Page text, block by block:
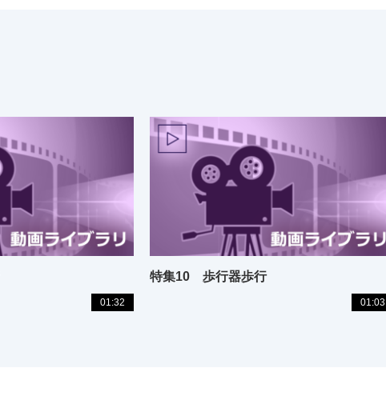
01:32
特集10 歩行器歩行
01:03